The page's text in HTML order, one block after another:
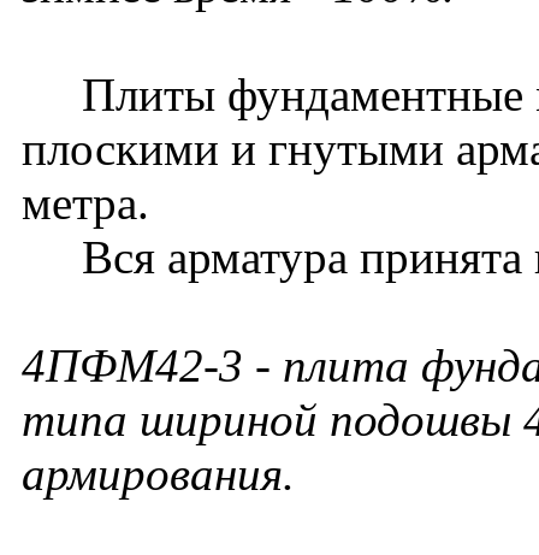
Плиты фундаментные
плоскими и гнутыми
метра.
Вся арматура
4ПФМ42-3 - плита
типа шириной подошвы
армирования.